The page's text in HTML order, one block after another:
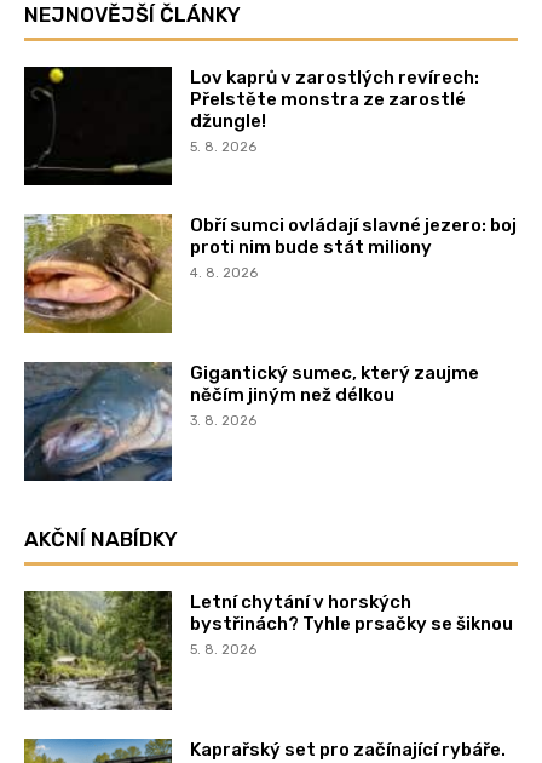
NEJNOVĚJŠÍ ČLÁNKY
Lov kaprů v zarostlých revírech:
Přelstěte monstra ze zarostlé
džungle!
5. 8. 2026
Obří sumci ovládají slavné jezero: boj
proti nim bude stát miliony
4. 8. 2026
Gigantický sumec, který zaujme
něčím jiným než délkou
3. 8. 2026
AKČNÍ NABÍDKY
Letní chytání v horských
bystřinách? Tyhle prsačky se šiknou
5. 8. 2026
Kaprařský set pro začínající rybáře.